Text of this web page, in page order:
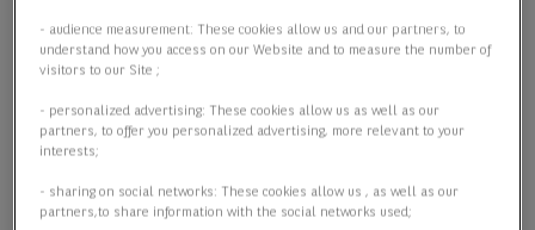
- audience measurement: These cookies allow us and our partners, to
understand how you access on our Website and to measure the number of
visitors to our Site ;
- personalized advertising: These cookies allow us as well as our
partners, to offer you personalized advertising, more relevant to your
interests;
- sharing on social networks: These cookies allow us , as well as our
partners,to share information with the social networks used;